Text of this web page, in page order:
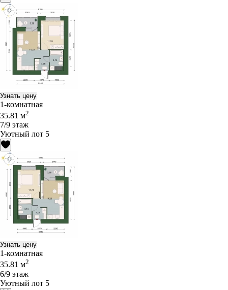
Узнать цену
1-комнатная
35.81 м2
7/9 этаж
Уютный лот 5
Узнать цену
1-комнатная
35.81 м2
6/9 этаж
Уютный лот 5